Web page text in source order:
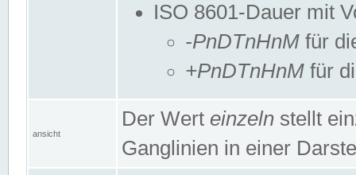
ISO 8601-Dauer mit
-PnDTnHnM für
+PnDTnHnM für
ansicht
Der Wert einzeln stellt
Ganglinien in einer